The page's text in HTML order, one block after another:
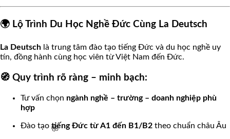
🌍 Lộ Trình Du Học Nghề Đức Cùng La Deutsch
La Deutsch là trung tâm đào tạo tiếng Đức và du học nghề uy
tín, đồng hành cùng học viên từ Việt Nam đến Đức.
🧭 Quy trình rõ ràng – minh bạch:
Tư vấn chọn ngành nghề – trường – doanh nghiệp phù
hợp
Đào tạo tiếng Đức từ A1 đến B1/B2 theo chuẩn châu Âu